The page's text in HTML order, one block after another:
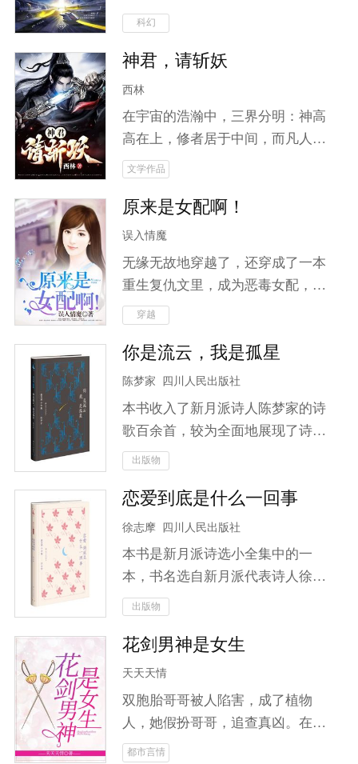
竭尽所能地护她，选择她。被她误
会，他也没有放弃爱她。最后，他
背叛了父亲，成就了她的复仇。身
份揭开的时候，两个人终于互诉爱
意，完成婚约。
毒。 当灿然的恒星耗尽所有能量，
当大地只剩无尽的黑夜，当历史只
剩下罪恶，当惨烈的战火蔓延… 向
着唯一微弱的银河星光祈祷，人们
所向往的光明，何时重现于世。 希
望，究竟在何方。乞求神明的垂
怜？神明又在哪里呢？ 人类是脆弱
的，但同时也是最强大的，灾难中
的屹立不倒，民族的强大凝聚力超
越这世间一个东西。 “情感不是无
用的东西，而是每个人活在世界上
生而为人的证据！这东西看似漏洞
百出，弱得不堪一击，却是在灾难
面前最强大的东西，也是最后拯救
我们的东西！” 不断的羁绊，是人
类最终活下来的勇气。
科幻
神君，请斩妖
西林
在宇宙的浩瀚中，三界分明：神高
高在上，修者居于中间，而凡人却
被遗忘于尘世。随着妖道的崛起，
血雨。城主之子云笙，本是无名之
辈，却因神魂附体而开启了修仙之
杂的关系？当妖魔肆虐、邪修作
乱，为求长生不惜血祭无辜时，云
笙将踏上斩妖除邪之路。在这条险
恶之路上，他不仅要放下世俗羁
绊，更要面对情感与理智之间的抉
择。山海皆可平，但唯有对爱人的
执念让他难以割舍！加入云笙，一
同揭开这场关于信念与剑道、爱恨
与宿命交织的大冒险！
文学作品
原来是女配啊！
误入情魔
无缘无故地穿越了，还穿成了一本
重生复仇文里，成为恶毒女配，面
对重生女主苦苦相逼，神秘男子夺
走清白，迷雾重重的身世，奇葩的
娃娃亲，纪如雪只觉得，真是哔了
狗了！本想安安静静地做一个妖艳
不饶地踩着踩着我上位，那就别怪
我女配翻身了！就算做一个反派，
我也要做一个活到最后的反派！且
看她如何揭穿白莲花伪善的面孔，
与猪脚光环斗智斗勇……只是，这
个男人是谁？怎么哪里都用你！给
你一把瓜子到别处嗑去，走开！
穿越
你是流云，我是孤星
陈梦家 四川人民出版社
本书收入了新月派诗人陈梦家的诗
歌百余首，较为全面地展现了诗人
的诗歌风貌。陈梦家的诗歌多为抒
写个人心理感受，小巧精致；也时
有哀时伤物之感，意味深长。
出版物
恋爱到底是什么一回事
徐志摩 四川人民出版社
本书是新月派诗选小全集中的一
本，书名选自新月派代表诗人徐志
摩的一首诗，收入了徐志摩创作
《猛虎集》《云游》四部诗集中的
所有诗歌，完整呈现了诗人的诗歌
出版物
花剑男神是女生
天天天情
双胞胎哥哥被人陷害，成了植物
人，她假扮哥哥，追查真凶。在花
剑男子比赛中，她脱颖而出，成为
都市言情